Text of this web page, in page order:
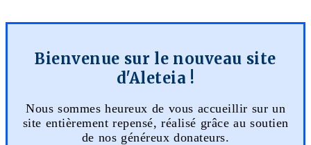
Bienvenue sur le nouveau site
d'Aleteia !
Nous sommes heureux de vous accueillir sur un
site entièrement repensé, réalisé grâce au soutien
de nos généreux donateurs.